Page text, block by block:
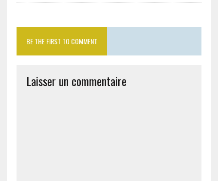
BE THE FIRST TO COMMENT
Laisser un commentaire